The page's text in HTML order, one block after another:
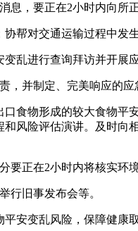
要正在2小时内向所正
对交通运输过程中发生
进行查询拜访并开展应
并制定、完美响应的应
物形成的较大食物平
风险评估演讲。及时
正在2小时内将核实环境
旧事发布会等。
变乱风险，保障健康取